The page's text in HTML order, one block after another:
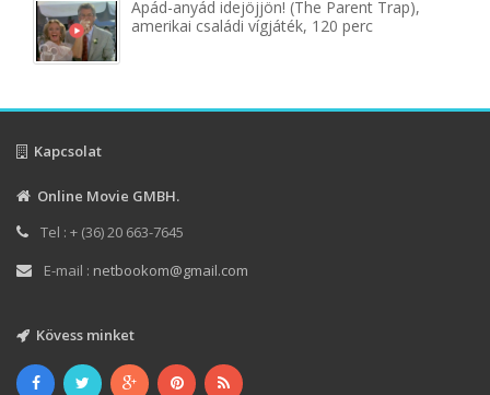
Apád-anyád idejöjjön! (The Parent Trap),
amerikai családi vígjáték, 120 perc
Kapcsolat
Online Movie GMBH.
Tel : + (36) 20 663-7645
E-mail : netbookom@gmail.com
Kövess minket